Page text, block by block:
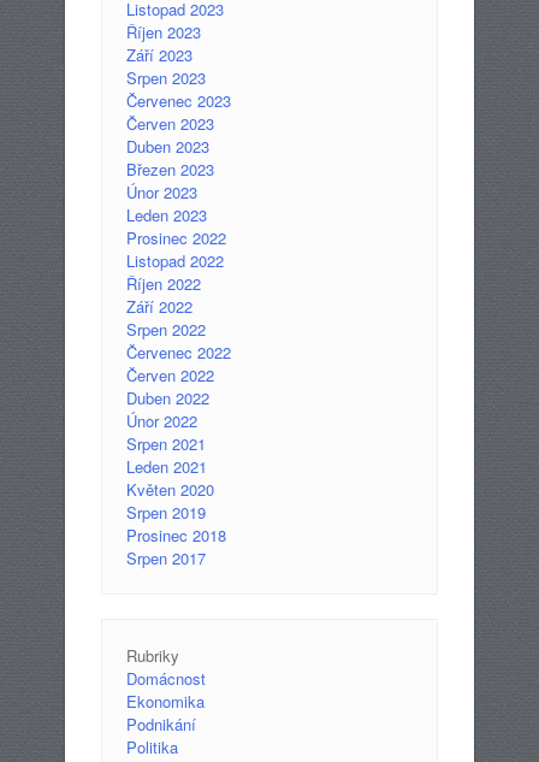
Listopad 2023
Říjen 2023
Září 2023
Srpen 2023
Červenec 2023
Červen 2023
Duben 2023
Březen 2023
Únor 2023
Leden 2023
Prosinec 2022
Listopad 2022
Říjen 2022
Září 2022
Srpen 2022
Červenec 2022
Červen 2022
Duben 2022
Únor 2022
Srpen 2021
Leden 2021
Květen 2020
Srpen 2019
Prosinec 2018
Srpen 2017
Rubriky
Domácnost
Ekonomika
Podnikání
Politika